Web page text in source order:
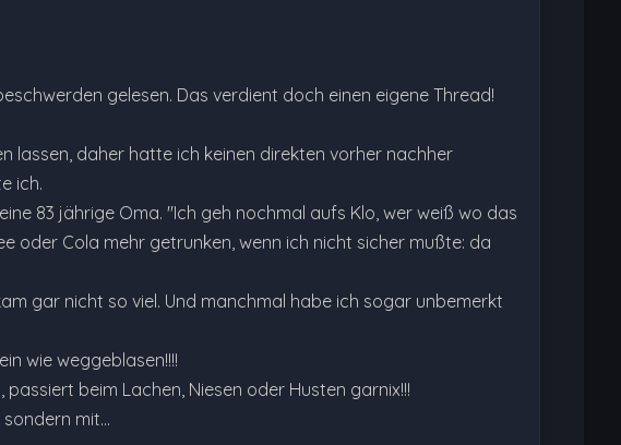
gelesen. Das verdient doch einen eigene Thread!
lassen, daher hatte ich keinen direkten vorher nachher
ich.
83 jährige Oma. "Ich geh nochmal aufs Klo, wer weiß wo das
oder Cola mehr getrunken, wenn ich nicht sicher mußte: da
gar nicht so viel. Und manchmal habe ich sogar unbemerkt
wie weggeblasen!!!!
beim Lachen, Niesen oder Husten garnix!!!
mit…